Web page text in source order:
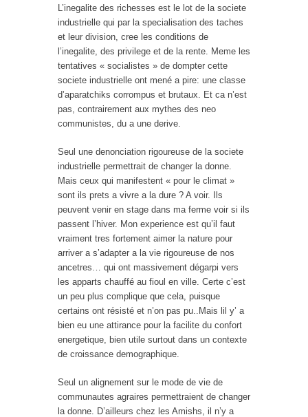
L’inegalite des richesses est le lot de la societe
industrielle qui par la specialisation des taches
et leur division, cree les conditions de
l’inegalite, des privilege et de la rente. Meme les
tentatives « socialistes » de dompter cette
societe industrielle ont mené a pire: une classe
d’aparatchiks corrompus et brutaux. Et ca n’est
pas, contrairement aux mythes des neo
communistes, du a une derive.
Seul une denonciation rigoureuse de la societe
industrielle permettrait de changer la donne.
Mais ceux qui manifestent « pour le climat »
sont ils prets a vivre a la dure ? A voir. Ils
peuvent venir en stage dans ma ferme voir si ils
passent l’hiver. Mon experience est qu’il faut
vraiment tres fortement aimer la nature pour
arriver a s’adapter a la vie rigoureuse de nos
ancetres… qui ont massivement dégarpi vers
les apparts chauffé au fioul en ville. Certe c’est
un peu plus complique que cela, puisque
certains ont résisté et n’on pas pu..Mais lil y’ a
bien eu une attirance pour la facilite du confort
energetique, bien utile surtout dans un contexte
de croissance demographique.
Seul un alignement sur le mode de vie de
communautes agraires permettraient de changer
la donne. D’ailleurs chez les Amishs, il n’y a